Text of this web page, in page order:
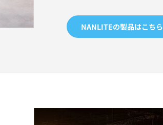
NANLITEの製品はこちら